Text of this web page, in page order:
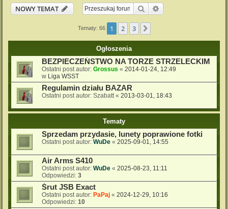
NOWY TEMAT
Szukaj
Tematy: 66 1 2 3
Ogłoszenia
BEZPIECZEŃSTWO NA TORZE STRZELECKIM
Ostatni post autor: Grossus « 2014-01-24, 12:49
w Liga WSST
Regulamin działu BAZAR
Ostatni post autor: Szabatt« 2013-03-01, 18:43
Tematy
Sprzedam przydasie, lunety poprawione fotki
Ostatni post autor: WuDe « 2025-09-01, 14:55
Air Arms S410
Ostatni post autor: WuDe « 2025-08-23, 11:11
Odpowiedzi: 3
Śrut JSB Exact
Ostatni post autor: PaPaj « 2024-12-29, 10:16
Odpowiedzi: 10